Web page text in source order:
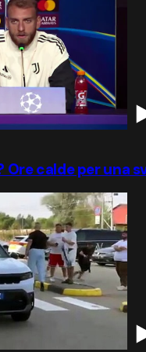
Ore calde per una